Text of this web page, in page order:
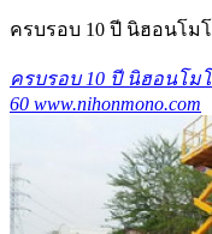
ครบรอบ 10 ปี นิฮอนโม
ครบรอบ 10 ปี นิฮอนโม
60 www.nihonmono.com